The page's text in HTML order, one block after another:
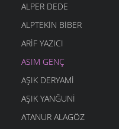
ALPER DEDE
ALPTEKIN BIBER
ARIF YAZICI
ASIM GENÇ
AŞIK DERYAMI
AŞIK YANĞUNI
ATANUR ALAGÖZ